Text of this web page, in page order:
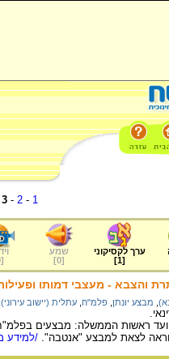
1
-
2
-
3
ערך לקסיקוני
[
1
]
שמע
[
0
]
[
והצבא - מעצבי דמותו
מבצע יונתן פלמ"ח עתלית (יישוב עירוני)
ועד ראשות הממשלה: מבצעים
לצאת למבצע "אנטבה". /למידע